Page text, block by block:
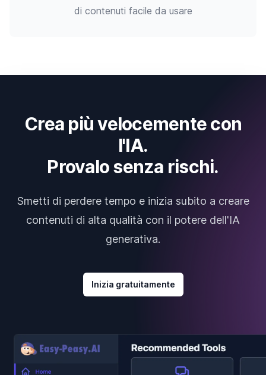
di contenuti facile da usare
Crea più velocemente con
l'IA.
Provalo senza rischi.
Smetti di perdere tempo e inizia subito a creare
contenuti di alta qualità con il potere dell'IA
generativa.
Inizia gratuitamente